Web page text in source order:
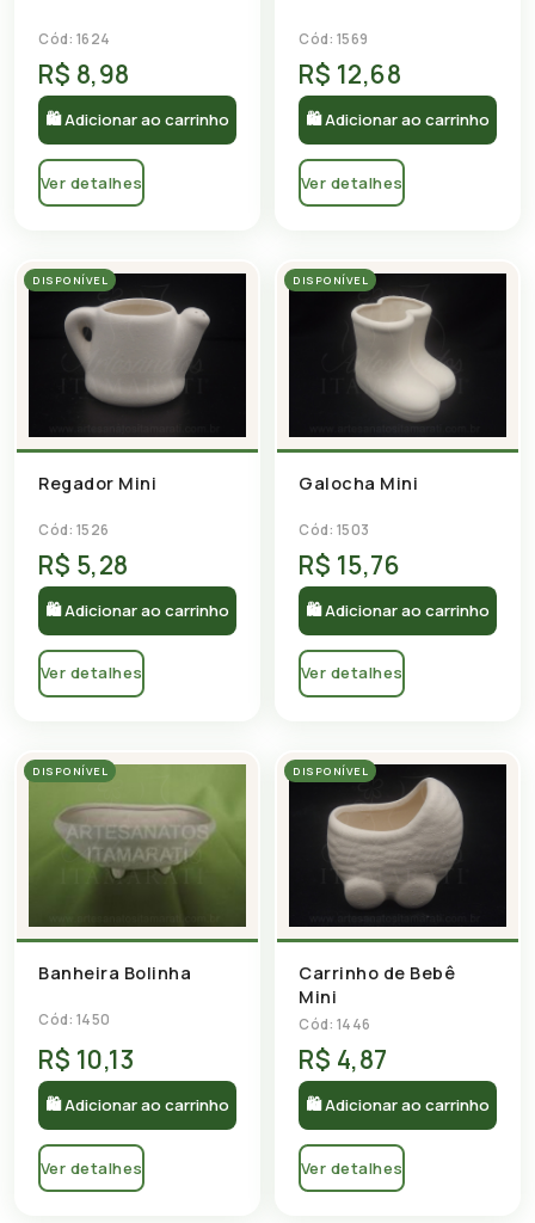
Cód: 1624
R$ 8,98
🛍 Adicionar ao carrinho
Ver detalhes
Cód: 1569
R$ 12,68
🛍 Adicionar ao carrinho
Ver detalhes
DISPONÍVEL
Regador Mini
Cód: 1526
R$ 5,28
🛍 Adicionar ao carrinho
Ver detalhes
DISPONÍVEL
Galocha Mini
Cód: 1503
R$ 15,76
🛍 Adicionar ao carrinho
Ver detalhes
DISPONÍVEL
Banheira Bolinha
Cód: 1450
R$ 10,13
🛍 Adicionar ao carrinho
Ver detalhes
DISPONÍVEL
Carrinho de Bebê
Mini
Cód: 1446
R$ 4,87
🛍 Adicionar ao carrinho
Ver detalhes